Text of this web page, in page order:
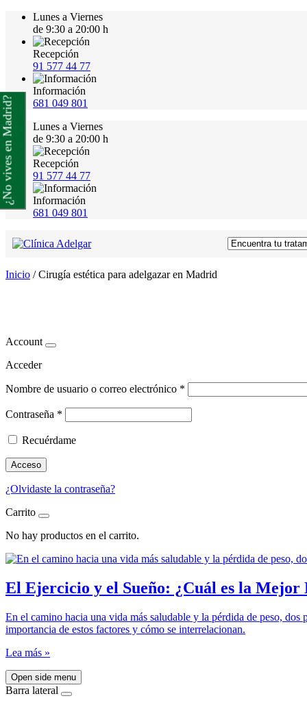
Lunes a Viernes
de 9:30 a 20:00 h
Recepción
91 577 44 77
Información
681 049 801
Lunes a Viernes
de 9:30 a 20:00 h
Recepción
91 577 44 77
Información
681 049 801
Inicio /Cirugía estética para adelgazar en Madrid
Account
Acceder
Nombre de usuario o correo electrónico *
Contraseña *
Recuérdame
Acceso
¿Olvidaste la contraseña?
Carrito
No hay productos en el carrito.
El Ejercicio y el Sueño: ¿Cuál es la Mejor
En el camino hacia una vida más saludable y la pérdida de peso,
importancia de estos factores y cómo se interrelacionan.
Lea más »
Open side menu
Barra lateral
¿No vives en Madrid?